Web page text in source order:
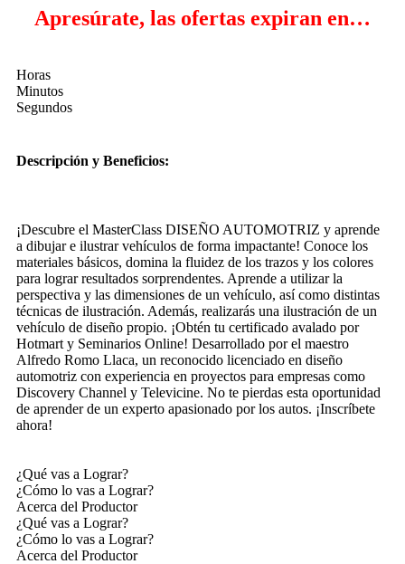
Apresúrate, las ofertas expiran en…
Horas
Minutos
Segundos
Descripción y Beneficios:
¡Descubre el MasterClass DISEÑO AUTOMOTRIZ y aprende
a dibujar e ilustrar vehículos de forma impactante! Conoce los
materiales básicos, domina la fluidez de los trazos y los colores
para lograr resultados sorprendentes. Aprende a utilizar la
perspectiva y las dimensiones de un vehículo, así como distintas
técnicas de ilustración. Además, realizarás una ilustración de un
vehículo de diseño propio. ¡Obtén tu certificado avalado por
Hotmart y Seminarios Online! Desarrollado por el maestro
Alfredo Romo Llaca, un reconocido licenciado en diseño
automotriz con experiencia en proyectos para empresas como
Discovery Channel y Televicine. No te pierdas esta oportunidad
de aprender de un experto apasionado por los autos. ¡Inscríbete
ahora!
¿Qué vas a Lograr?
¿Cómo lo vas a Lograr?
Acerca del Productor
¿Qué vas a Lograr?
¿Cómo lo vas a Lograr?
Acerca del Productor